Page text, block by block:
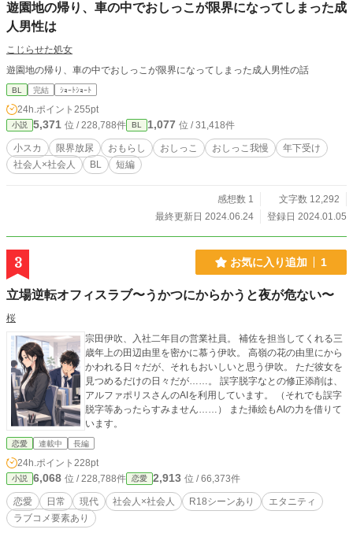
遊園地の帰り、車の中でおしっこが限界になってしまった成
人男性は
こじらせた処女
遊園地の帰り、車の中でおしっこが限界になってしまった成人男性の話
BL 完結 ｼｮｰﾄｼｮｰﾄ
24h.ポイント 255pt
小説 5,371 位 / 228,788件 BL 1,077 位 / 31,418件
小スカ 限界放尿 おもらし おしっこ おしっこ我慢
年下受け
社会人×社会人
BL 短編
感想数 1
文字数 12,292
最終更新日 2024.06.24
登録日 2024.01.05
3 お気に入り追加 1
立場逆転オフィスラブ〜うかつにからかうと夜が危ない〜
桜
宗田伊吹、入社二年目の営業社員。 補佐を担当してくれる三
歳年上の田辺由里を密かに慕う伊吹。 高嶺の花の由里にから
かわれる日々だが、それもおいしいと思う伊吹。 ただ彼女を
見つめるだけの日々だが……。 誤字脱字なとの修正添削は、
アルファポリスさんのAIを利用しています。 （それでも誤字
脱字等あったらすみません……） また挿絵もAIの力を借りて
います。
恋愛 連載中 長編
24h.ポイント 228pt
小説 6,068 位 / 228,788件 恋愛 2,913 位 / 66,373件
恋愛 日常 現代 社会人×社会人 R18シーンあり
エタニティ
ラブコメ要素あり